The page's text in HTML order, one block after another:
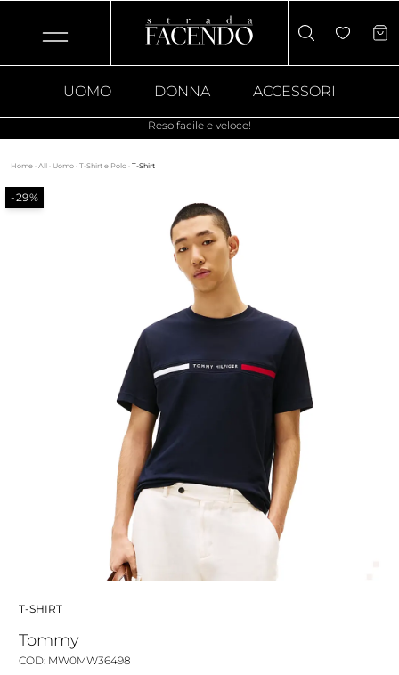
UOMO DONNA ACCESSORI
Reso facile e veloce!
Home · All · Uomo · T-Shirt e Polo · T-Shirt
-29%
T-SHIRT
Tommy
COD: MW0MW36498